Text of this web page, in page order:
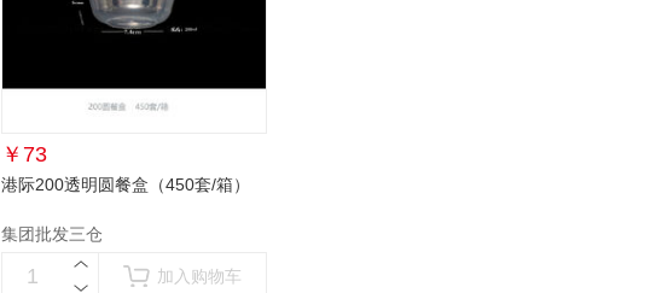
￥ 73
港际200透明圆餐盒（450套/箱）
集团批发三仓
加入购物车